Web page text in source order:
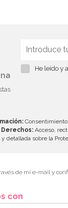
He leído y
Derechos: Acceso,
detallada sobre la
de mi e-mail y
con